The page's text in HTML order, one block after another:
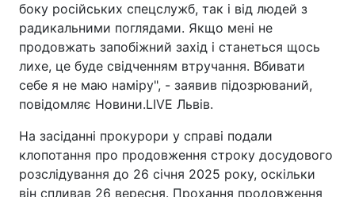
боку російських спецслужб, так і від людей з
радикальними поглядами. Якщо мені не
продовжать запобіжний захід і станеться щось
лихе, це буде свідченням втручання. Вбивати
себе я не маю наміру", - заявив підозрюваний,
повідомляє Новини.LIVE Львів.
На засіданні прокурори у справі подали
клопотання про продовження строку досудового
розслідування до 26 січня 2025 року, оскільки
він спливав 26 вересня. Прохання продовження